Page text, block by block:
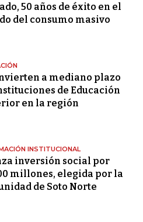
50 años de éxito en el
del consumo masivo
a mediano plazo
de Educación
en la región
INSTITUCIONAL
inversión social por
millones, elegida por la
de Soto Norte